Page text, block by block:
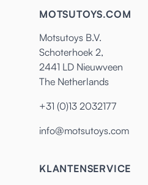
MOTSUTOYS.COM
Motsutoys B.V.
Schoterhoek 2,
2441 LD Nieuwveen
The Netherlands
+31 (0)13 2032177
info@motsutoys.com
KLANTENSERVICE